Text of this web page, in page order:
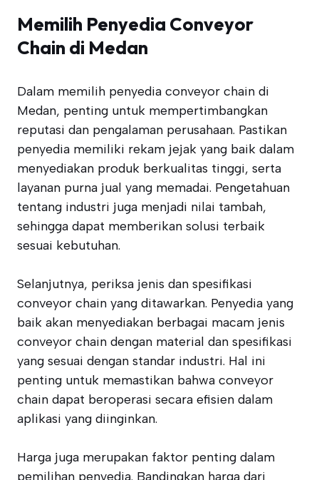
Memilih Penyedia Conveyor
Chain di Medan
Dalam memilih penyedia conveyor chain di
Medan, penting untuk mempertimbangkan
reputasi dan pengalaman perusahaan. Pastikan
penyedia memiliki rekam jejak yang baik dalam
menyediakan produk berkualitas tinggi, serta
layanan purna jual yang memadai. Pengetahuan
tentang industri juga menjadi nilai tambah,
sehingga dapat memberikan solusi terbaik
sesuai kebutuhan.
Selanjutnya, periksa jenis dan spesifikasi
conveyor chain yang ditawarkan. Penyedia yang
baik akan menyediakan berbagai macam jenis
conveyor chain dengan material dan spesifikasi
yang sesuai dengan standar industri. Hal ini
penting untuk memastikan bahwa conveyor
chain dapat beroperasi secara efisien dalam
aplikasi yang diinginkan.
Harga juga merupakan faktor penting dalam
pemilihan penyedia. Bandingkan harga dari